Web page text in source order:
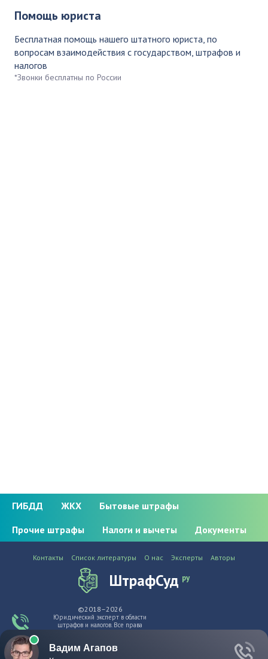
Помощь юриста
Бесплатная помощь нашего штатного юриста, по
вопросам взаимодействия с государством, штрафов и
налогов
*Звонки бесплатны по России
ГИБДД ЖКХ
Бытовые штрафы
Прочие штрафы
Налоги и вычеты Документы
ШтрафСуд ру
Контакты Список литературы О нас Эксперты Авторы
©2018–2026
Юридический эксперт в области
штрафов и налогов. Все права